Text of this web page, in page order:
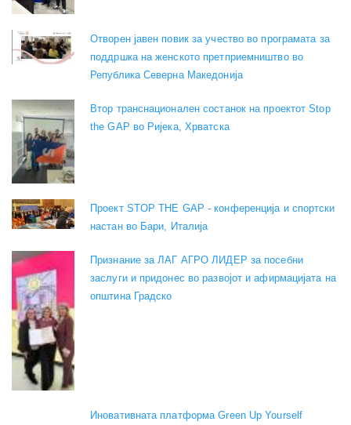
Отворен јавен повик за учество во програмата за
поддршка на женското претприемништво во
Република Северна Македонија
Втор транснационален состанок на проектот Stop
the GAP во Ријека, Хрватска
Проект STOP THE GAP - конференција и спортски
настан во Бари, Италија
Признание за ЛАГ АГРО ЛИДЕР за посебни
заслуги и придонес во развојот и афирмацијата на
општина Градско
Иновативната платформа Green Up Yourself